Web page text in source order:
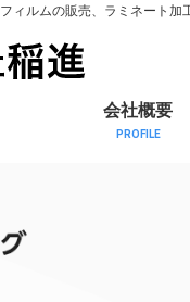
ィルムの販売、ラミネート加
会社概要
PROFILE